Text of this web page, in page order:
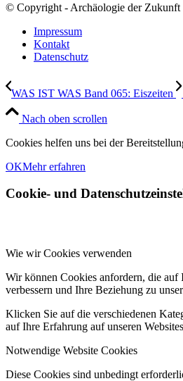
© Copyright - Archäologie der Zukunft
Impressum
Kontakt
Datenschutz
WAS IST WAS Band 065: Eiszeiten
Nach oben scrollen
Cookies helfen uns bei der
OKMehr erfahren
Cookie- und
Wie wir Cookies verwenden
Wir können Cookies anfordern, die auf
verbessern und Ihre Beziehung zu
Klicken Sie auf die verschiedenen
auf Ihre Erfahrung auf unseren
Notwendige Website Cookies
Diese Cookies sind unbedingt